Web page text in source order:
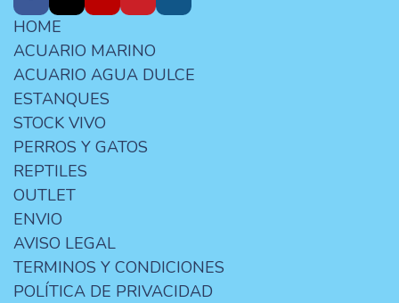
HOME
ACUARIO MARINO
ACUARIO AGUA DULCE
ESTANQUES
STOCK VIVO
PERROS Y GATOS
REPTILES
OUTLET
ENVIO
AVISO LEGAL
TERMINOS Y CONDICIONES
POLÍTICA DE PRIVACIDAD